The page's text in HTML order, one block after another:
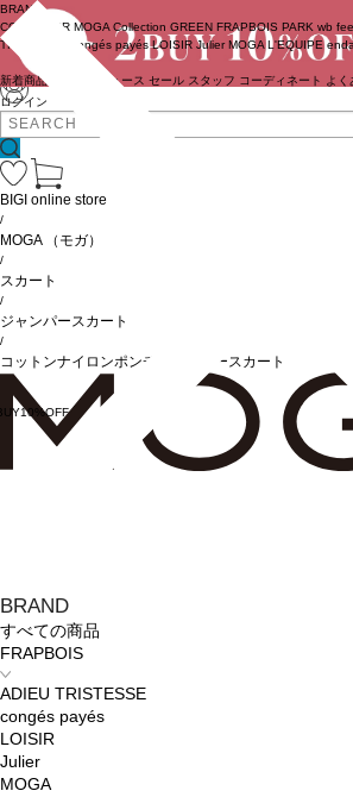
ログイン
BRAND
COUTURIER MOGA Collection GREEN FRAPBOIS PARK wb
TRISTESSE
congés payés LOISIR Julier MOGA L'EQUIPE
新着商品 ニュース セール スタッフ コーディネート よく
BRAND
すべての商品
FRAPBOIS
ADIEU TRISTESSE
congés payés
LOISIR
Julier
MOGA
BIGI online store
/
MOGA （モガ）
/
スカート
/
ジャンパースカート
/
コットンナイロンポンチジャンパースカート